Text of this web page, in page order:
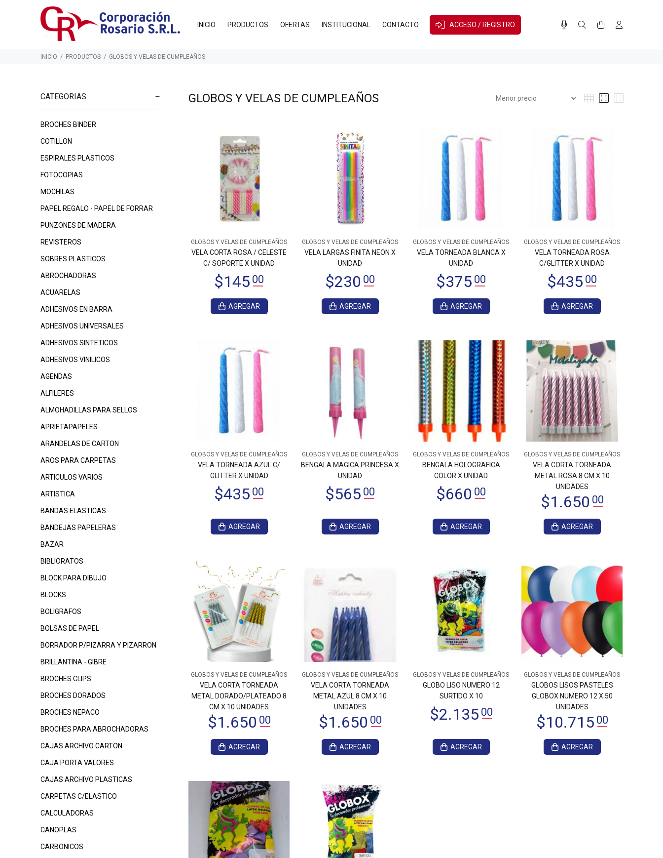
INICIO PRODUCTOS OFERTAS INSTITUCIONAL CONTACTO ACCESO / REGISTRO
INICIO PRODUCTOS GLOBOS Y VELAS DE CUMPLEAÑOS
CATEGORIAS
BROCHES BINDER
COTILLON
ESPIRALES PLASTICOS
FOTOCOPIAS
MOCHILAS
PAPEL REGALO - PAPEL DE FORRAR
PUNZONES DE MADERA
REVISTEROS
SOBRES PLASTICOS
ABROCHADORAS
ACUARELAS
ADHESIVOS EN BARRA
ADHESIVOS UNIVERSALES
ADHESIVOS SINTETICOS
ADHESIVOS VINILICOS
AGENDAS
ALFILERES
ALMOHADILLAS PARA SELLOS
APRIETAPAPELES
ARANDELAS DE CARTON
AROS PARA CARPETAS
ARTICULOS VARIOS
ARTISTICA
BANDAS ELASTICAS
BANDEJAS PAPELERAS
BAZAR
BIBLIORATOS
BLOCK PARA DIBUJO
BLOCKS
BOLIGRAFOS
BOLSAS DE PAPEL
BORRADOR P/PIZARRA Y PIZARRON
BRILLANTINA - GIBRE
BROCHES CLIPS
BROCHES DORADOS
BROCHES NEPACO
BROCHES PARA ABROCHADORAS
CAJAS ARCHIVO CARTON
CAJA PORTA VALORES
CAJAS ARCHIVO PLASTICAS
CARPETAS C/ELASTICO
CALCULADORAS
CANOPLAS
CARBONICOS
GLOBOS Y VELAS DE CUMPLEAÑOS
GLOBOS Y VELAS DE CUMPLEAÑOS
VELA CORTA ROSA / CELESTE
C/ SOPORTE X UNIDAD
AGREGAR
GLOBOS Y VELAS DE CUMPLEAÑOS
VELA LARGAS FINITA NEON X
UNIDAD
AGREGAR
GLOBOS Y VELAS DE CUMPLEAÑOS
VELA TORNEADA BLANCA X
UNIDAD
$37500
AGREGAR
GLOBOS Y VELAS DE CUMPLEAÑOS
VELA TORNEADA ROSA
C/GLITTER X UNIDAD
AGREGAR
GLOBOS Y VELAS DE CUMPLEAÑOS
VELA TORNEADA AZUL C/
GLITTER X UNIDAD
AGREGAR
GLOBOS Y VELAS DE CUMPLEAÑOS
BENGALA MAGICA PRINCESA X
UNIDAD
AGREGAR
GLOBOS Y VELAS DE CUMPLEAÑOS
BENGALA HOLOGRAFICA
COLOR X UNIDAD
$66000
AGREGAR
GLOBOS Y VELAS DE CUMPLEAÑOS
VELA CORTA TORNEADA
METAL ROSA 8 CM X 10
UNIDADES
$1.650
AGREGAR
GLOBOS Y VELAS DE CUMPLEAÑOS
VELA CORTA TORNEADA
METAL DORADO/PLATEADO 8
CM X 10 UNIDADES
$1.650
AGREGAR
GLOBOS Y VELAS DE CUMPLEAÑOS
VELA CORTA TORNEADA
METAL AZUL 8 CM X 10
UNIDADES
AGREGAR
GLOBOS Y VELAS DE CUMPLEAÑOS
GLOBO LISO NUMERO 12
SURTIDO X 10
$2.135 00
AGREGAR
GLOBOS Y VELAS DE CUMPLEAÑOS
GLOBOS LISOS PASTELES
GLOBOX NUMERO 12 X 50
UNIDADES
AGREGAR